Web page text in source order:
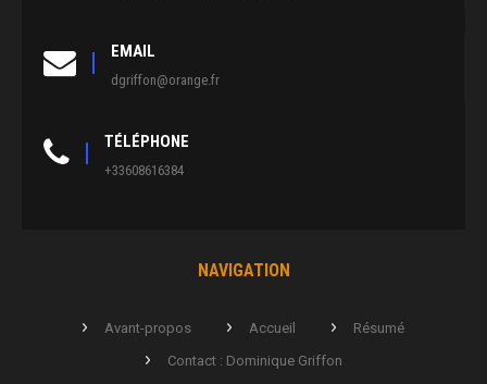
EMAIL
dgriffon@orange.fr
TÉLÉPHONE
+33608616384
NAVIGATION
Avant-propos Accueil
Résumé
Contact : Dominique Griffon